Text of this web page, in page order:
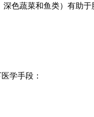
色蔬菜和鱼类）有助
学手段：